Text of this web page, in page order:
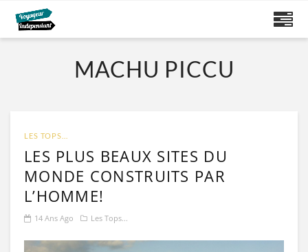
MACHU PICCU
LES TOPS...
LES PLUS BEAUX SITES DU
MONDE CONSTRUITS PAR
L’HOMME!
14 Ans Ago Les Tops...